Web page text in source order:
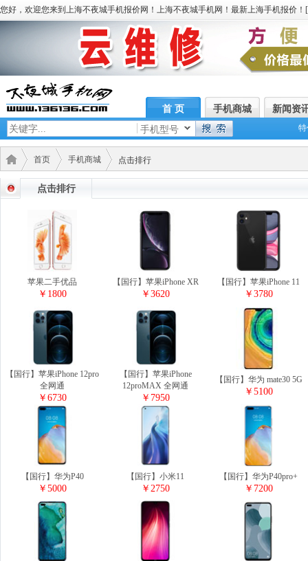
您好，欢迎您来到上海不夜城手机报价网！上海不夜城手机网！最新上海手机报价！[
首 页 手机商城
新闻资
手机型号
首页 手机商城 点击排行
点击排行
苹果二手优品
￥1800
【国行】苹果iPhone XR
￥3620
【国行】苹果iPhone 11
￥3780
【国行】苹果iPhone 12pro
全网通
￥6730
【国行】苹果iPhone
12proMAX 全网通
￥7950
【国行】华为 mate30 5G
￥5100
【国行】华为P40
￥5000
【国行】小米11
￥2750
【国行】华为P40pro+
￥7200